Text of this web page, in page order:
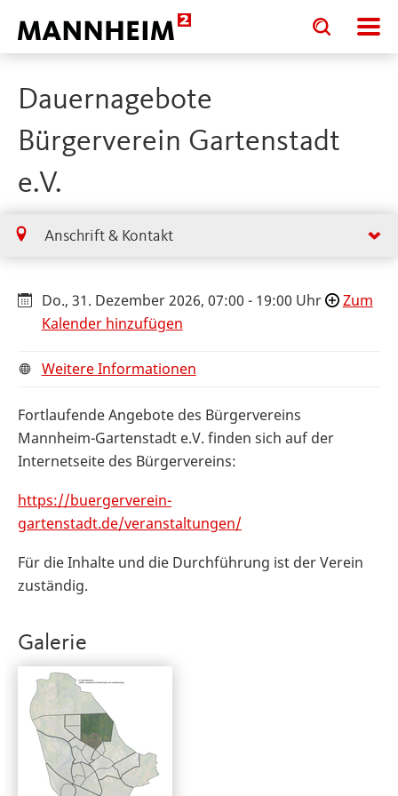
Toggle
search
input
Toggle
search
input
Dauernagebote
Bürgerverein Gartenstadt
e.V.
Anschrift & Kontakt
Do., 31. Dezember 2026, 07:00 - 19:00 Uhr
Zum
Kalender hinzufügen
Weitere Informationen
Fortlaufende Angebote des Bürgervereins
Mannheim-Gartenstadt e.V. finden sich auf der
Internetseite des Bürgervereins:
https://buergerverein-
gartenstadt.de/veranstaltungen/
Für die Inhalte und die Durchführung ist der Verein
zuständig.
Galerie